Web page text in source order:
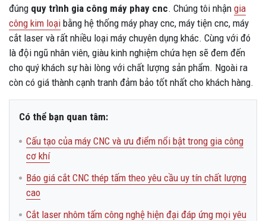
đúng quy trình gia công máy phay cnc. Chúng tôi nhận gia
công kim loại bằng hệ thống máy phay cnc, máy tiện cnc, máy
cắt laser và rất nhiều loại máy chuyên dụng khác. Cùng với đó
là đội ngũ nhân viên, giàu kinh nghiệm chứa hẹn sẽ đem đến
cho quý khách sự hài lòng với chất lượng sản phẩm. Ngoài ra
còn có giá thành cạnh tranh đảm bảo tốt nhất cho khách hàng.
Có thể bạn quan tâm:
Cấu tạo của máy CNC và ưu điểm nổi bật trong gia công
cơ khí
Báo giá cắt CNC thép tấm theo yêu cầu uy tín chất lượng
cao
Cắt laser nhôm tấm công nghệ hiện đại đáp ứng mọi yêu